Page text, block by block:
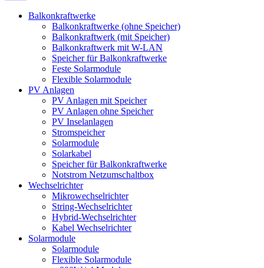
Balkonkraftwerke
Balkonkraftwerke (ohne Speicher)
Balkonkraftwerk (mit Speicher)
Balkonkraftwerk mit W-LAN
Speicher für Balkonkraftwerke
Feste Solarmodule
Flexible Solarmodule
PV Anlagen
PV Anlagen mit Speicher
PV Anlagen ohne Speicher
PV Inselanlagen
Stromspeicher
Solarmodule
Solarkabel
Speicher für Balkonkraftwerke
Notstrom Netzumschaltbox
Wechselrichter
Mikrowechselrichter
String-Wechselrichter
Hybrid-Wechselrichter
Kabel Wechselrichter
Solarmodule
Solarmodule
Flexible Solarmodule